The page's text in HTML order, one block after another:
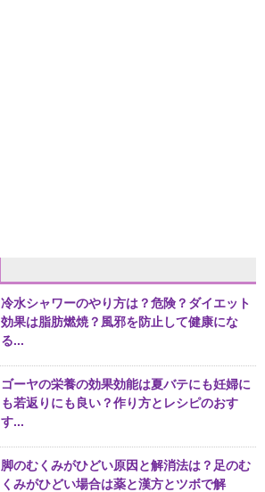
冷水シャワーのやり方は？危険？ダイエット
効果は脂肪燃焼？風邪を防止して健康にな
る...
ゴーヤの栄養の効果効能は夏バテにも妊婦に
も若返りにも良い？作り方とレシピのおす
す...
脚のむくみがひどい原因と解消法は？足のむ
くみがひどい場合は薬と漢方とツボで解